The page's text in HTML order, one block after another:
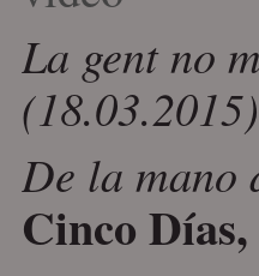
La gent no
De la mano
Cinco Días,